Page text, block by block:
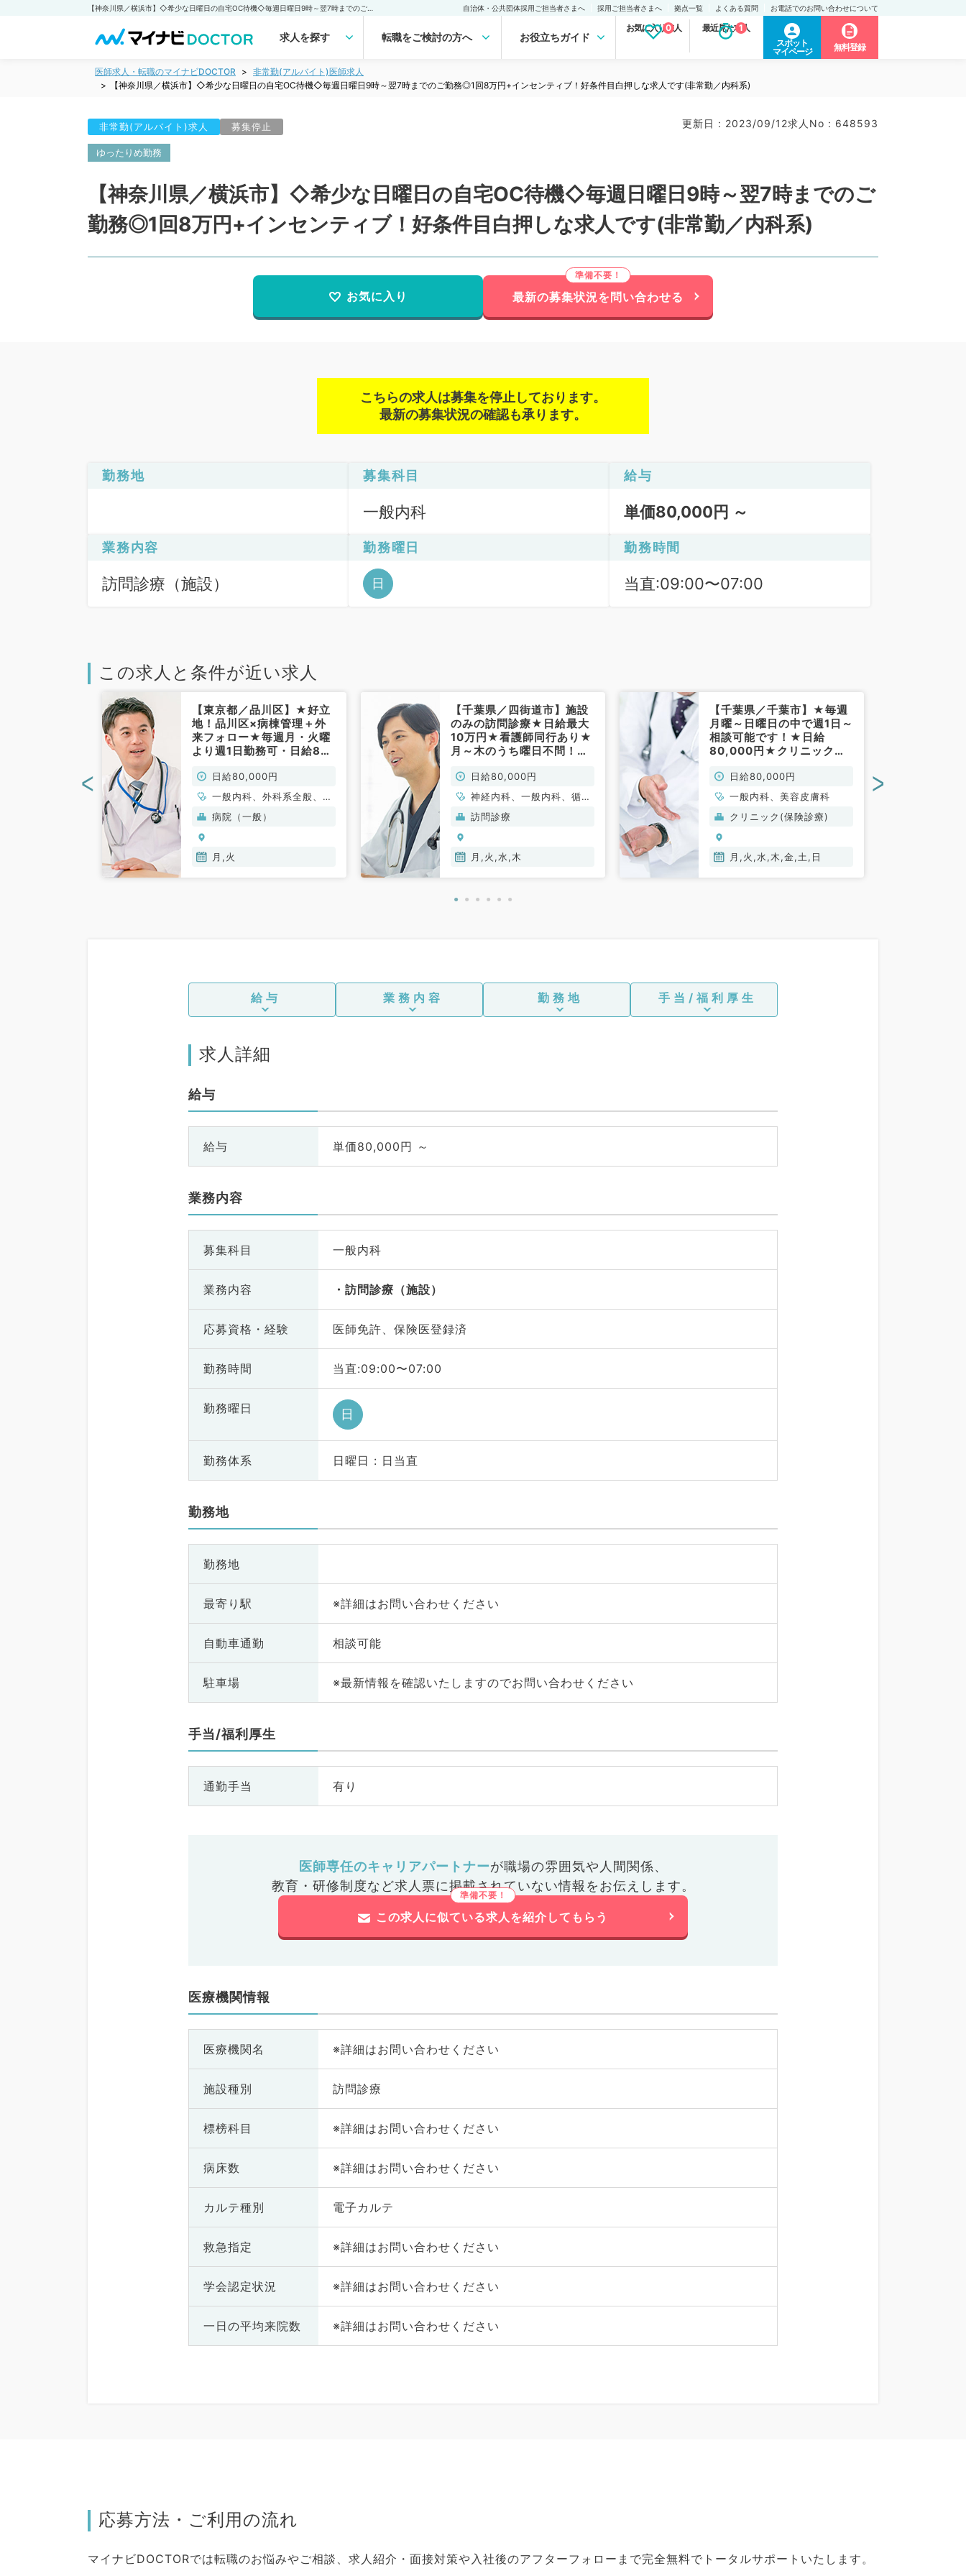
自治体・公共団体採用ご担当者さまへ 採用ご担当者さまへ 拠点一覧 よくある質問 お電話でのお問い合わせについて
求人を探す 転職をご検討の方へ お役立ちガイド
お気に入り求人
0 最近見た求人
1
スポット
マイページ
無料登録
医師求人・転職のマイナビDOCTOR
非常勤(アルバイト)医師求人
【神奈川県／横浜市】◇希少な日曜日の自宅OC待機◇毎週日曜日9時～翌7時までのご勤務◎1回8万円+インセンティブ！好条件目白押しな求人です(非常勤／内科系)
非常勤(アルバイト)求人 募集停止 更新日 : 2023/09/12求人No : 648593
ゆったりめ勤務
【神奈川県／横浜市】◇希少な日曜日の自宅OC待機◇毎週日曜日9時～翌7時までのご
勤務◎1回8万円+インセンティブ！好条件目白押しな求人です(非常勤／内科系)
お気に入り 最新の募集状況を問い合わせる
こちらの求人は募集を停止しております。
最新の募集状況の確認も承ります。
勤務地 募集科目
一般内科
給与
単価80,000円 ～
業務内容
訪問診療（施設）
勤務曜日
日
勤務時間
当直:09:00〜07:00
この求人と条件が近い求人
【東京都／品川区】★好立
地！品川区×病棟管理＋外
来フォロー★毎週月・火曜
より週1日勤務可・日給8万
ば科目不問（内科系・外科
系／非常勤）
日給80,000円
一般内科、外科系全般、一
般外科
病院（一般）
月,火
【千葉県／四街道市】施設
のみの訪問診療★日給最大
10万円★看護師同行あり★
月～木のうち曜日不問！
科系／非常勤）
日給80,000円
神経内科、一般内科、循環
器内科、呼吸器内科、消化
器内科、内分泌・代謝内
血液内科、膠原病科
訪問診療
月,火,水,木
【千葉県／千葉市】★毎週
月曜～日曜日の中で週1日～
相談可能です！★日給
80,000円★クリニックで
科、美容皮膚科／非常勤)
日給80,000円
一般内科、美容皮膚科
クリニック(保険診療)
月,火,水,木,金,土,日
< >
給与 業務内容 勤務地 手当/福利厚生
求人詳細
給与
給与 単価80,000円 ～
業務内容
募集科目 一般内科
業務内容 訪問診療（施設）
応募資格・ 経験 医師免許、保険医登録済
勤務時間 当直:09:00〜07:00
勤務曜日 日
勤務体系 日曜日 : 日当直
勤務地
勤務地
最寄り駅 ※詳細はお問い合わせください
自動車通勤 相談可能
駐車場 ※最新情報を確認いたしますのでお問い合わせください
手当/福利厚生
通勤手当 有り
医師専任のキャリアパートナーが職場の雰囲気や人間関係、
教育・研修制度など求人票に掲載されていない情報をお伝えします。
この求人に似ている求人を紹介してもらう
医療機関情報
医療機関名 ※詳細はお問い合わせください
施設種別 訪問診療
標榜科目 ※詳細はお問い合わせください
病床数 ※詳細はお問い合わせください
カルテ種別 電子カルテ
救急指定 ※詳細はお問い合わせください
学会認定状況 ※詳細はお問い合わせください
一日の平均来院数 ※詳細はお問い合わせください
応募方法・ご利用の流れ
マイナビDOCTORでは転職のお悩みやご相談、求人紹介・面接対策や入社後のアフターフォローまで完全無料でトータルサポートいたします。